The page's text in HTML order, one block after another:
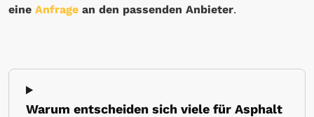
eine Anfrage an den passenden Anbieter.
Warum entscheiden sich viele für Asphalt